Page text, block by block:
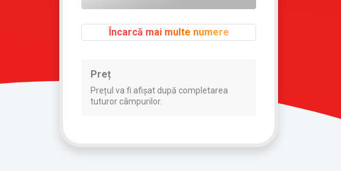
Încarcă mai multe numere
Preț
Prețul va fi afișat după completarea
tuturor câmpurilor.